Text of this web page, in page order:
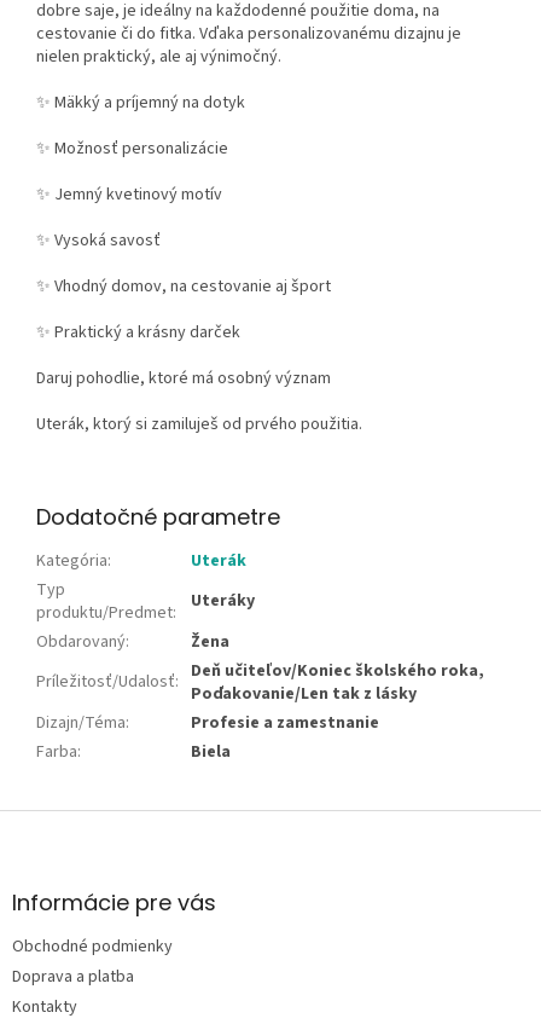
dobre saje, je ideálny na každodenné použitie doma, na
cestovanie či do fitka. Vďaka personalizovanému dizajnu je
nielen praktický, ale aj výnimočný.
✨ Mäkký a príjemný na dotyk
✨ Možnosť personalizácie
✨ Jemný kvetinový motív
✨ Vysoká savosť
✨ Vhodný domov, na cestovanie aj šport
✨ Praktický a krásny darček
Daruj pohodlie, ktoré má osobný význam
Uterák, ktorý si zamiluješ od prvého použitia.
Dodatočné parametre
Kategória:
Uterák
Typ
produktu/Predmet:
Uteráky
Obdarovaný:
Žena
Príležitosť/Udalosť: Deň učiteľov/Koniec školského roka,
Poďakovanie/Len tak z lásky
Dizajn/Téma:
Profesie a zamestnanie
Farba: Biela
Z
ä
e
Informácie pre vás
Obchodné podmienky
Doprava a platba
Kontakty